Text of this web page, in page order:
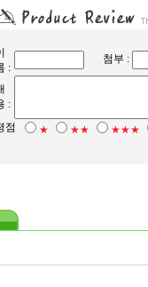
:
첨부 :
:
점
★ ★★ ★★★